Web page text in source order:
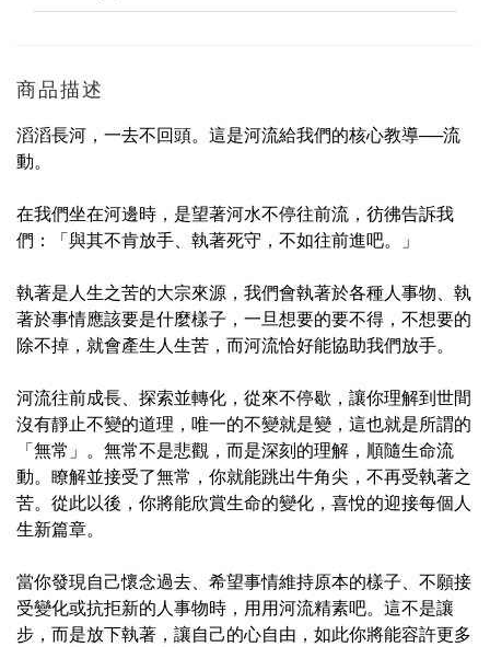
商品描述
滔滔長河，一去不回頭。這是河流給我們的核心教導──流
動。
在我們坐在河邊時，是望著河水不停往前流，彷彿告訴我
們：「與其不肯放手、執著死守，不如往前進吧。」
執著是人生之苦的大宗來源，我們會執著於各種人事物、執
著於事情應該要是什麼樣子，一旦想要的要不得，不想要的
除不掉，就會產生人生苦，而河流恰好能協助我們放手。
河流往前成長、探索並轉化，從來不停歇，讓你理解到世間
沒有靜止不變的道理，唯一的不變就是變，這也就是所謂的
「無常」。無常不是悲觀，而是深刻的理解，順隨生命流
動。瞭解並接受了無常，你就能跳出牛角尖，不再受執著之
苦。從此以後，你將能欣賞生命的變化，喜悅的迎接每個人
生新篇章。
當你發現自己懷念過去、希望事情維持原本的樣子、不願接
受變化或抗拒新的人事物時，用用河流精素吧。這不是讓
步，而是放下執著，讓自己的心自由，如此你將能容許更多